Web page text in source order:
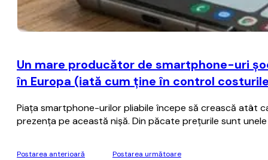
Un mare producător de smartphone-uri
în Europa (iată cum ţine în control
Piaţa smartphone-urilor pliabile începe să crească atât
prezenţa pe această nişă. Din păcate preţurile sunt
Postarea anterioară Postarea următoare